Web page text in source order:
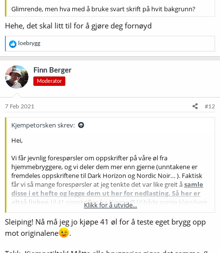
Glimrende, men hva med å bruke svart skrift på hvit bakgrunn?
Hehe, det skal litt til for å gjøre deg fornøyd
R
e
a
k
s
j
o
e
loebrygg
Finn Berger
Moderator
7 Feb 2021 #12
Kjempetorsken skrev:
Hei,
Vi får jevnlig forespørsler om oppskrifter på våre øl fra
hjemmebryggere, og vi deler dem mer enn gjerne (unntakene er
fremdeles oppskriftene til Dark Horizon og Nordic Noir… ). Faktisk
får vi så mange forespørsler at jeg tenkte det var like greit åsamle
disse i et hefte og legge dem ut her for nedlasting. Så her er
altså linken til 41 oppskrifter fra Nøgne Ø til både gamle klassikere
og noen nyere brygg. Si gjerne fra når dere er ferdig med å brygge
disse, så legger jeg ut et nytt hefte
Mvh. Tom, Nøgne Ø
Klikk for å utvide...
Sleiping! Nå må jeg jo kjøpe 41 øl for å teste eget brygg opp
mot originalene
.